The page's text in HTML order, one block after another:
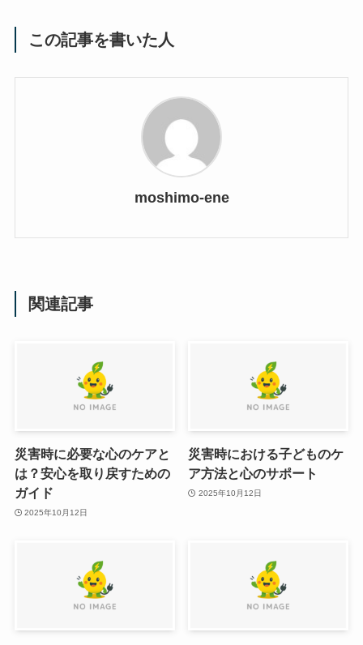
この記事を書いた人
moshimo-ene
関連記事
災害時に必要な心のケアと
は？安心を取り戻すための
ガイド
2025年10月12日
災害時における子どものケ
ア方法と心のサポート
2025年10月12日